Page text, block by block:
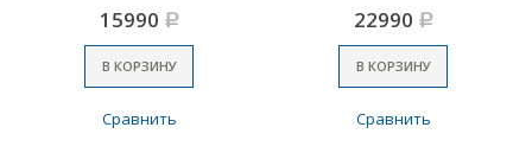
15990 Р
В КОРЗИНУ
Сравнить
22990 Р
В КОРЗИНУ
Сравнить